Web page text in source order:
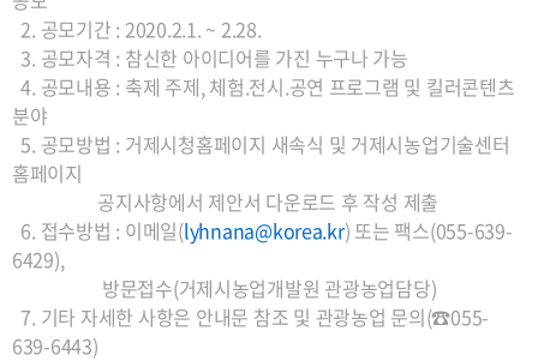
2. 공모기간 : 2020.2.1. ~ 2.28.
3. 공모자격 : 참신한 아이디어를 가진 누구나 가능
4. 공모내용 : 축제 주제, 체험.전시.공연 프로그램 및 킬러콘텐츠
분야
5. 공모방법 : 거제시청홈페이지 새속식 및 거제시농업기술센터
홈페이지
공지사항에서 제안서 다운로드 후 작성 제출
6. 접수방법 : 이메일(lyhnana@korea.kr) 또는 팩스(055-639-
6429),
방문접수(거제시농업개발원 관광농업담당)
7. 기타 자세한 사항은 안내문 참조 및 관광농업 문의(☎055-
639-6443)